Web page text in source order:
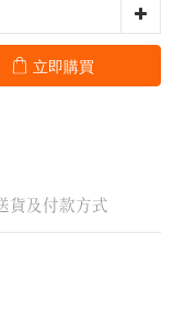
立即購買
貨及付款方式